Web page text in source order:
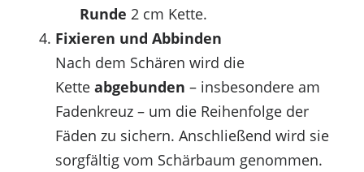
Runde 2 cm Kette.
Fixieren und Abbinden
Nach dem Schären wird die
Kette abgebunden – insbesondere am
Fadenkreuz – um die Reihenfolge der
Fäden zu sichern. Anschließend wird sie
sorgfältig vom Schärbaum genommen.